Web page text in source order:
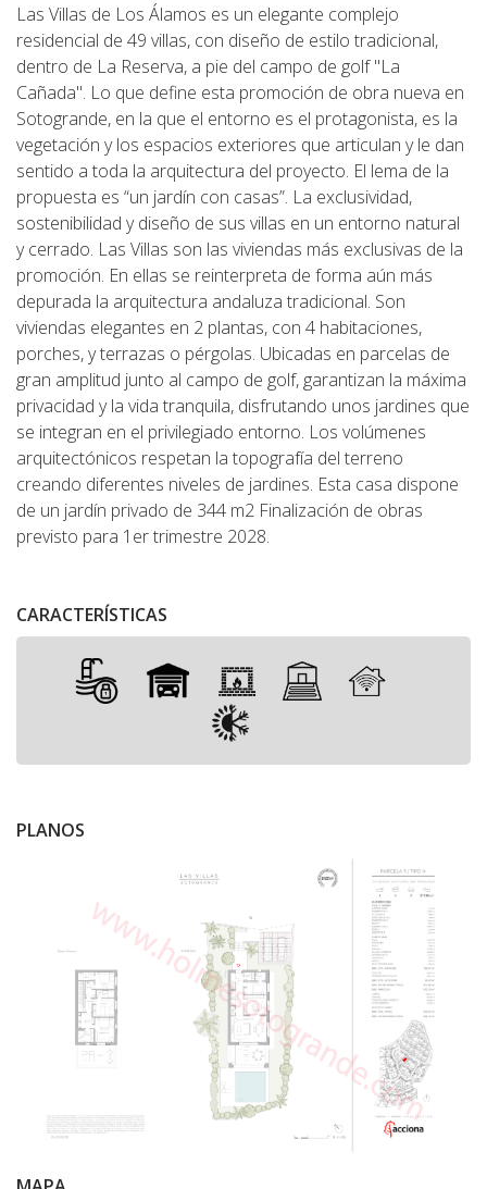
Las Villas de Los Álamos es un elegante complejo
residencial de 49 villas, con diseño de estilo tradicional,
dentro de La Reserva, a pie del campo de golf "La
Cañada". Lo que define esta promoción de obra nueva en
Sotogrande, en la que el entorno es el protagonista, es la
vegetación y los espacios exteriores que articulan y le dan
sentido a toda la arquitectura del proyecto. El lema de la
propuesta es “un jardín con casas”. La exclusividad,
sostenibilidad y diseño de sus villas en un entorno natural
y cerrado. Las Villas son las viviendas más exclusivas de la
promoción. En ellas se reinterpreta de forma aún más
depurada la arquitectura andaluza tradicional. Son
viviendas elegantes en 2 plantas, con 4 habitaciones,
porches, y terrazas o pérgolas. Ubicadas en parcelas de
gran amplitud junto al campo de golf, garantizan la máxima
privacidad y la vida tranquila, disfrutando unos jardines que
se integran en el privilegiado entorno. Los volúmenes
arquitectónicos respetan la topografía del terreno
creando diferentes niveles de jardines. Esta casa dispone
de un jardín privado de 344 m2 Finalización de obras
previsto para 1er trimestre 2028.
CARACTERÍSTICAS
PLANOS